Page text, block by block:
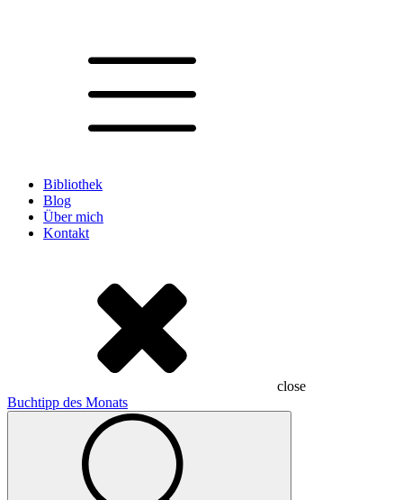
Bibliothek
Blog
Über mich
Kontakt
close
Buchtipp des Monats